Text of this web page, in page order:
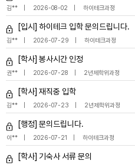
김** 2026-08-02 하이테크과정
[입시] 하이테크 입학 문의드립니다.
김** 2026-07-29 하이테크과정
[학사] 봉사시간 인정
권** 2026-07-28 2년제학위과정
[학사] 재직중 입학
김** 2026-07-23 2년제학위과정
[행정] 문의드립니다.
이** 2026-07-21 하이테크과정
[학사] 기숙사 서류 문의